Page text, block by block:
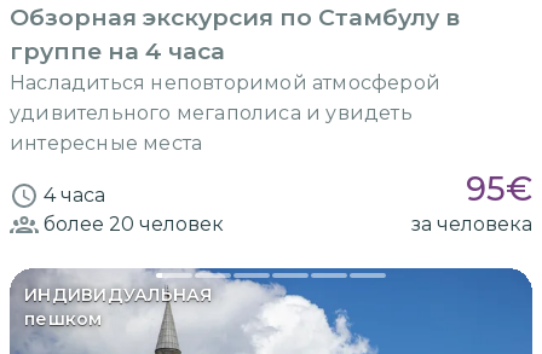
Обзорная экскурсия по Стамбулу в
группе на 4 часа
Насладиться неповторимой атмосферой
удивительного мегаполиса и увидеть
интересные места
4 часа 95€
более 20 человек за человека
ИНДИВИДУАЛЬНАЯ
пешком